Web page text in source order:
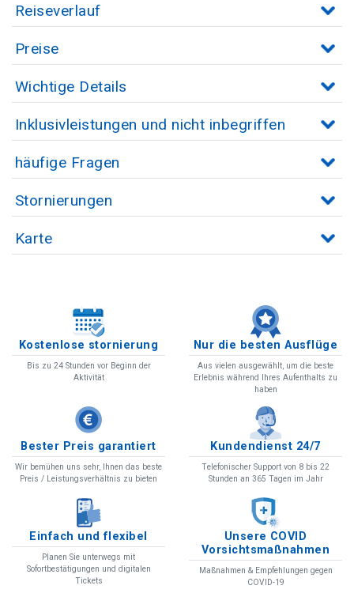
Reiseverlauf
Preise
Wichtige Details
Inklusivleistungen und nicht inbegriffen
häufige Fragen
Stornierungen
Karte
Kostenlose stornierung
Bis zu 24 Stunden vor Beginn der
Aktivität
Nur die besten Ausflüge
Aus vielen ausgewählt, um die beste
Erlebnis während Ihres Aufenthalts zu
haben
Bester Preis garantiert
Wir bemühen uns sehr, Ihnen das beste
Preis / Leistungsverhältnis zu bieten
Kundendienst 24/7
Telefonischer Support von 8 bis 22
Stunden an 365 Tagen im Jahr
Einfach und flexibel
Planen Sie unterwegs mit
Sofortbestätigungen und digitalen
Tickets
Unsere COVID
Vorsichtsmaßnahmen
Maßnahmen & Empfehlungen gegen
COVID-19